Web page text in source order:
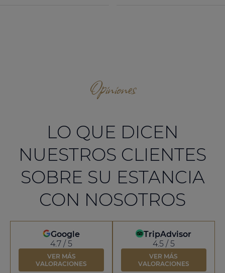
Opiniones
LO QUE DICEN
NUESTROS CLIENTES
SOBRE SU ESTANCIA
CON NOSOTROS
Google
4.7 / 5
VER MÁS
VALORACIONES
TripAdvisor
4.5 / 5
VER MÁS
VALORACIONES